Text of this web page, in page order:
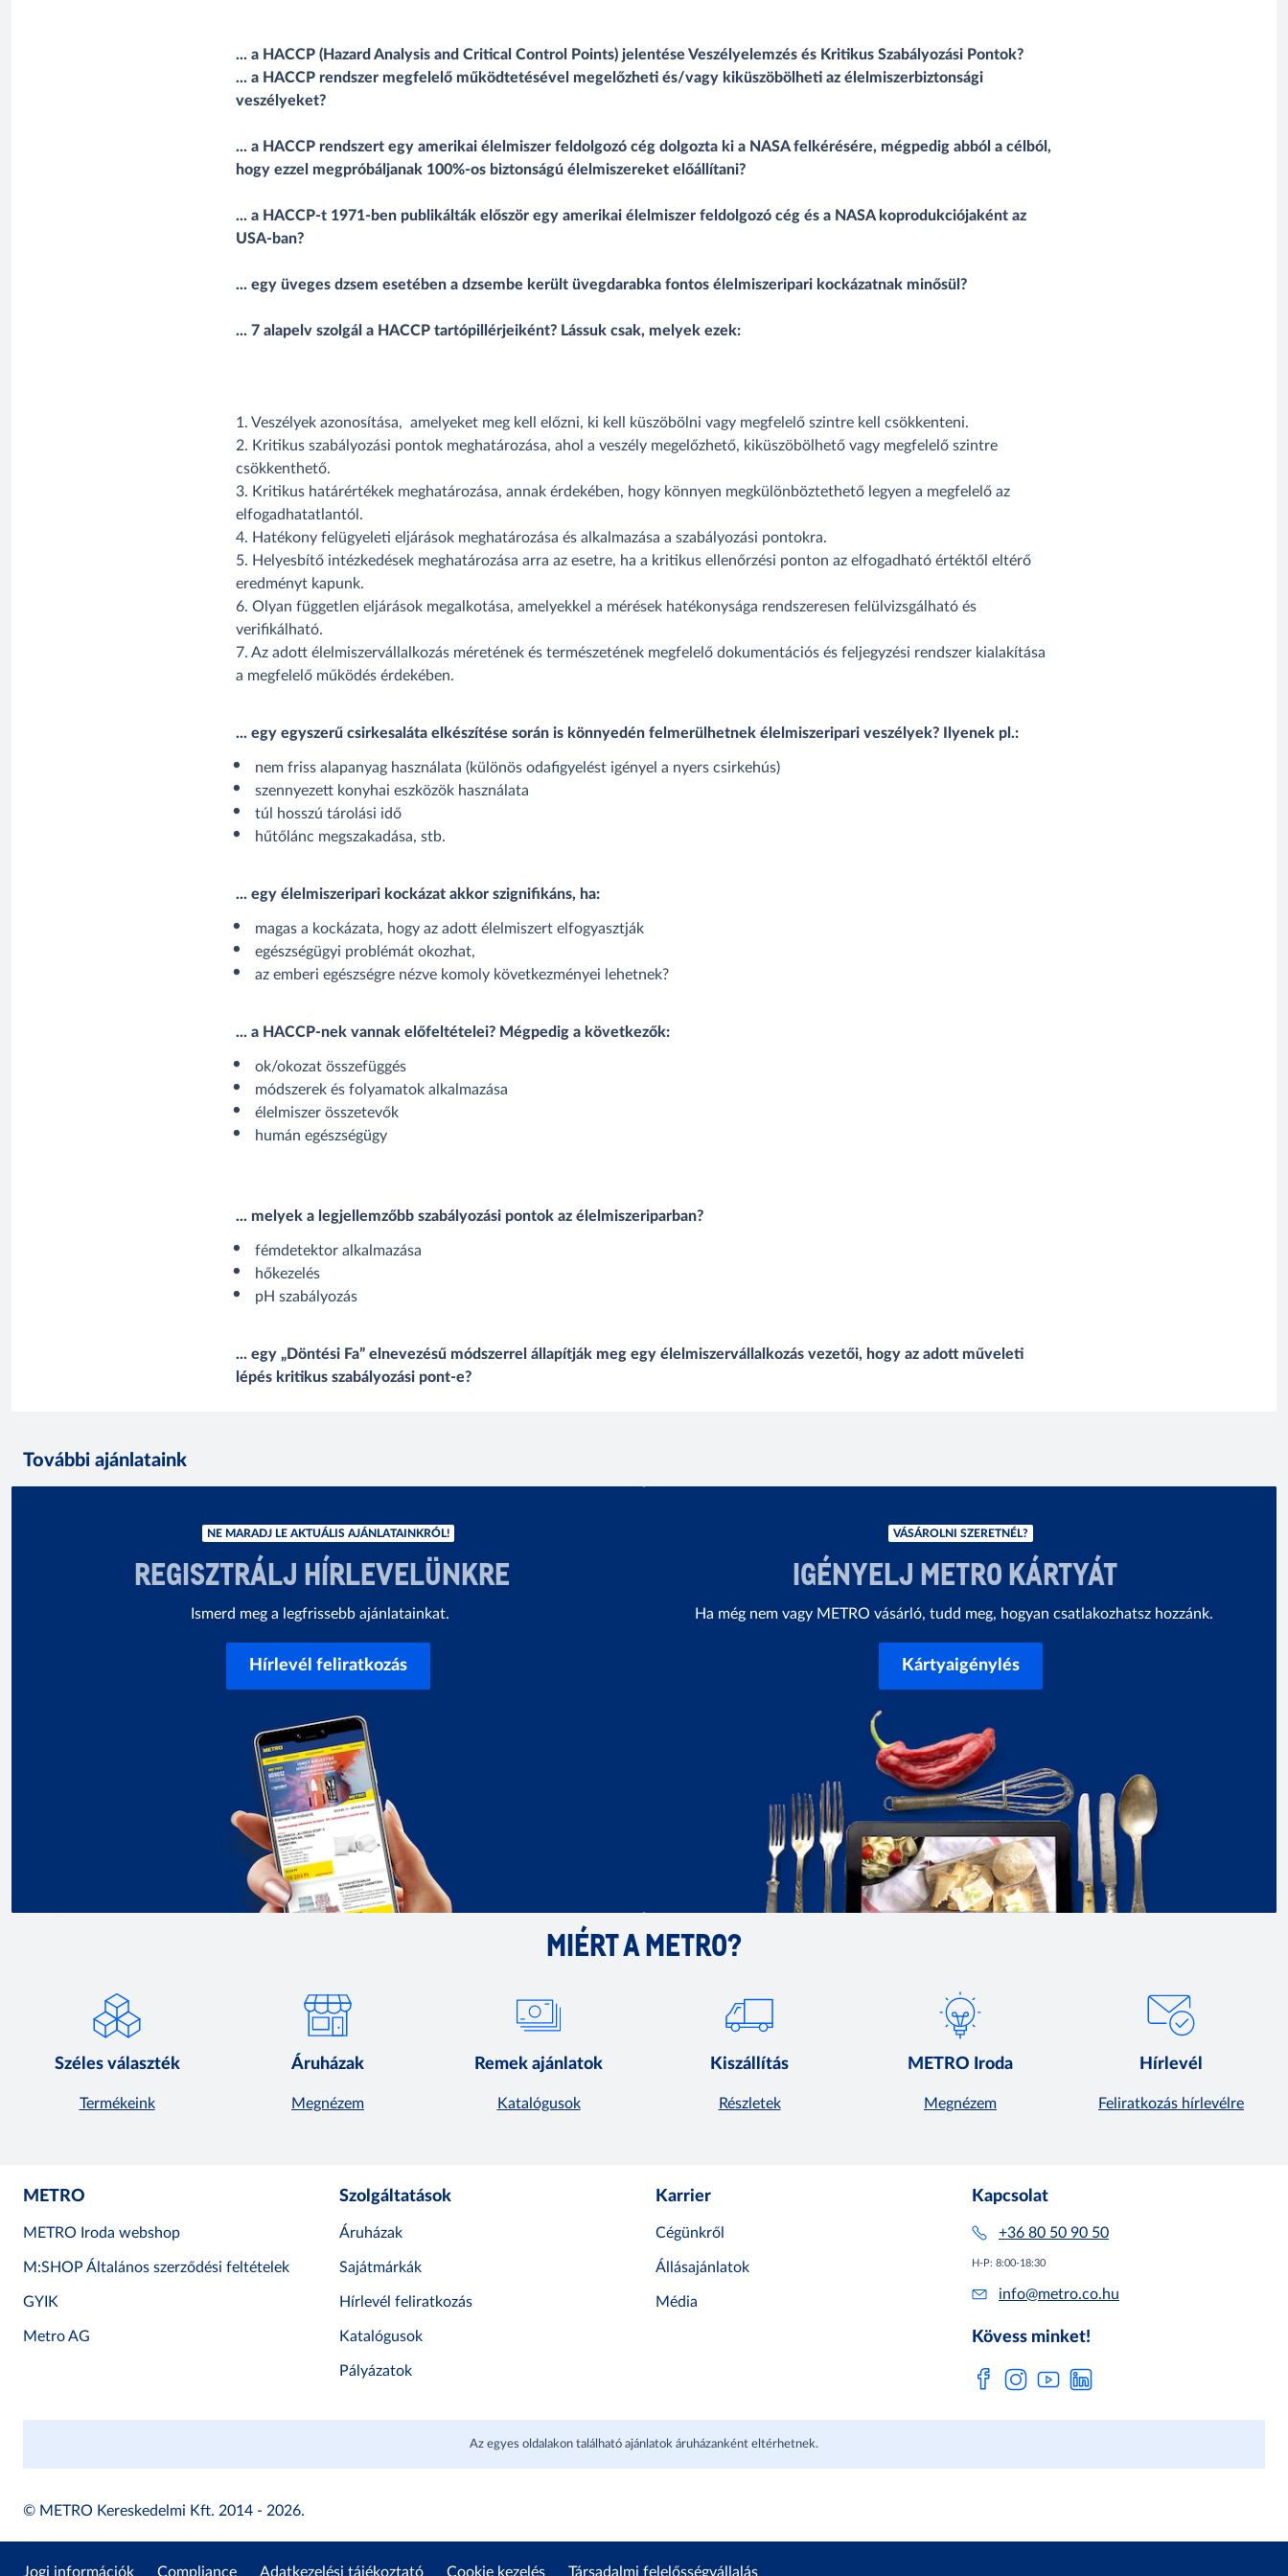
... a HACCP (Hazard Analysis and Critical Control Points) jelentése Veszélyelemzés és Kritikus Szabályozási Pontok?
... a HACCP rendszer megfelelő működtetésével megelőzheti és/vagy kiküszöbölheti az élelmiszerbiztonsági
veszélyeket?
... a HACCP rendszert egy amerikai élelmiszer feldolgozó cég dolgozta ki a NASA felkérésére, mégpedig abból a célból,
hogy ezzel megpróbáljanak 100%-os biztonságú élelmiszereket előállítani?
... a HACCP-t 1971-ben publikálták először egy amerikai élelmiszer feldolgozó cég és a NASA koprodukciójaként az
USA-ban?
... egy üveges dzsem esetében a dzsembe került üvegdarabka fontos élelmiszeripari kockázatnak minősül?
... 7 alapelv szolgál a HACCP tartópillérjeiként? Lássuk csak, melyek ezek:
1. Veszélyek azonosítása, amelyeket meg kell előzni, ki kell küszöbölni vagy megfelelő szintre kell csökkenteni.
2. Kritikus szabályozási pontok meghatározása, ahol a veszély megelőzhető, kiküszöbölhető vagy megfelelő szintre
csökkenthető.
3. Kritikus határértékek meghatározása, annak érdekében, hogy könnyen megkülönböztethető legyen a megfelelő az
elfogadhatatlantól.
4. Hatékony felügyeleti eljárások meghatározása és alkalmazása a szabályozási pontokra.
5. Helyesbítő intézkedések meghatározása arra az esetre, ha a kritikus ellenőrzési ponton az elfogadható értéktől eltérő
eredményt kapunk.
6. Olyan független eljárások megalkotása, amelyekkel a mérések hatékonysága rendszeresen felülvizsgálható és
verifikálható.
7. Az adott élelmiszervállalkozás méretének és természetének megfelelő dokumentációs és feljegyzési rendszer kialakítása
a megfelelő működés érdekében.
... egy egyszerű csirkesaláta elkészítése során is könnyedén felmerülhetnek élelmiszeripari veszélyek? Ilyenek pl.:
nem friss alapanyag használata (különös odafigyelést igényel a nyers csirkehús)
szennyezett konyhai eszközök használata
túl hosszú tárolási idő
hűtőlánc megszakadása, stb.
... egy élelmiszeripari kockázat akkor szignifikáns, ha:
magas a kockázata, hogy az adott élelmiszert elfogyasztják
egészségügyi problémát okozhat,
az emberi egészségre nézve komoly következményei lehetnek?
... a HACCP-nek vannak előfeltételei? Mégpedig a következők:
ok/okozat összefüggés
módszerek és folyamatok alkalmazása
élelmiszer összetevők
humán egészségügy
... melyek a legjellemzőbb szabályozási pontok az élelmiszeriparban?
fémdetektor alkalmazása
hőkezelés
pH szabályozás
... egy „Döntési Fa” elnevezésű módszerrel állapítják meg egy élelmiszervállalkozás vezetői, hogy az adott műveleti
lépés kritikus szabályozási pont-e?
További ajánlataink
NE MARADJ LE AKTUÁLIS AJÁNLATAINKRÓL!
REGISZTRÁLJ HÍRLEVELÜNKRE
Ismerd meg a legfrissebb ajánlatainkat.
Hírlevél feliratkozás
VÁSÁROLNI SZERETNÉL?
IGÉNYELJ METRO KÁRTYÁT
Ha még nem vagy METRO vásárló, tudd meg, hogyan csatlakozhatsz hozzánk.
Kártyaigénylés
MIÉRT A METRO?
Széles választék
Termékeink
Áruházak
Megnézem
Remek ajánlatok
Katalógusok
Kiszállítás
Részletek
METRO Iroda
Megnézem
Hírlevél
Feliratkozás hírlevélre
METRO
METRO Iroda webshop
M:SHOP Általános szerződési feltételek
GYIK
Metro AG
Szolgáltatások
Áruházak
Sajátmárkák
Hírlevél feliratkozás
Katalógusok
Pályázatok
Karrier
Cégünkről
Állásajánlatok
Média
Kapcsolat
+36 80 50 90 50
H-P: 8:00-18:30
info@metro.co.hu
Kövess minket!
Az egyes oldalakon található ajánlatok áruházanként eltérhetnek.
© METRO Kereskedelmi Kft. 2014 - 2026.
Jogi információk Compliance Adatkezelési tájékoztató Cookie kezelés Társadalmi felelősségvállalás